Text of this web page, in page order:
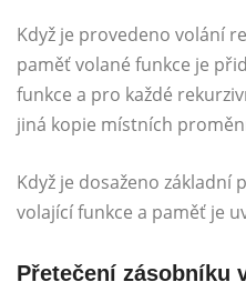
Když je provedeno volání
paměť volané funkce je
funkce a pro každé
jiná kopie místních
Když je dosaženo základní
volající funkce a paměť je
Přetečení zásobníku